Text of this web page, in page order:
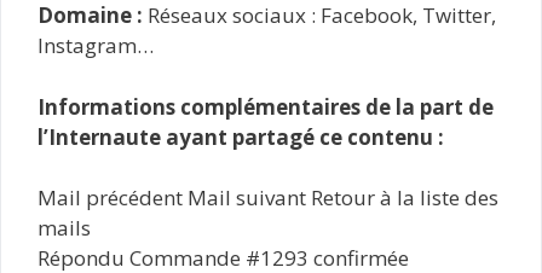
Domaine : Réseaux sociaux : Facebook, Twitter,
Instagram…
Informations complémentaires de la part de
l’Internaute ayant partagé ce contenu :
Mail précédent Mail suivant Retour à la liste des
mails
Répondu Commande #1293 confirmée